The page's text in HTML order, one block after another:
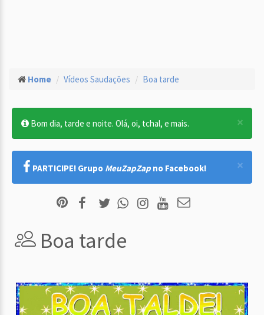
Home Vídeos Saudações Boa tarde
×
Bom dia, tarde e noite. Olá, oi, tchal, e mais.
×
PARTICIPE! Grupo MeuZapZap no Facebook!
Boa tarde